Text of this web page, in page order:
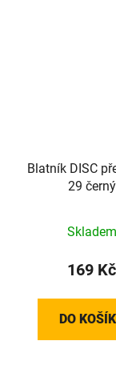
Blatník DISC
29 černý
Skladem
169 Kč
DO